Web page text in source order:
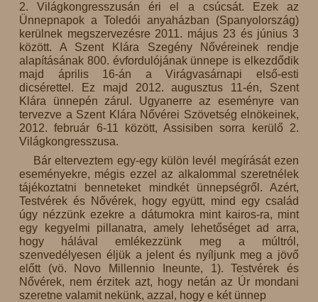
2. Világkongresszusán éri el a csúcsát. Ezek az
Ünnepnapok a Toledói anyaházban (Spanyolország)
kerülnek megszervezésre 2011. május 23 és június 3
között. A Szent Klára Szegény Nővéreinek rendje
alapításának 800. évfordulójának ünnepe is elkezdődik
majd április 16-án a Virágvasárnapi első-esti
dicsérettel. Ez majd 2012. augusztus 11-én, Szent
Klára ünnepén zárul. Ugyanerre az eseményre van
tervezve a Szent Klára Nővérei Szövetség elnökeinek,
2012. február 6-11 között, Assisiben sorra kerülő 2.
Világkongresszusa.
Bár elterveztem egy-egy külön levél megírását ezen
eseményekre, mégis ezzel az alkalommal szeretnélek
tájékoztatni benneteket mindkét ünnepségről. Azért,
Testvérek és Nővérek, hogy együtt, mind egy család
úgy nézzünk ezekre a dátumokra mint kairos-ra, mint
egy kegyelmi pillanatra, amely lehetőséget ad arra,
hogy hálával emlékezzünk meg a múltról,
szenvedélyesen éljük a jelent és nyíljunk meg a jövő
előtt (vö. Novo Millennio Ineunte, 1). Testvérek és
Nővérek, nem érzitek azt, hogy netán az Úr mondani
szeretne valamit nekünk, azzal, hogy e két ünnep